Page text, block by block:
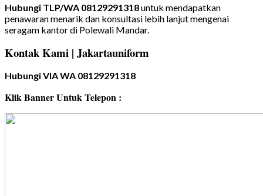
Hubungi TLP/WA 08129291318untuk mendapatkan
penawaran menarik dan konsultasi lebih lanjut mengenai
seragam kantor di Polewali Mandar.
Kontak Kami | Jakartauniform
Hubungi VIA WA 08129291318
Klik Banner Untuk Telepon :